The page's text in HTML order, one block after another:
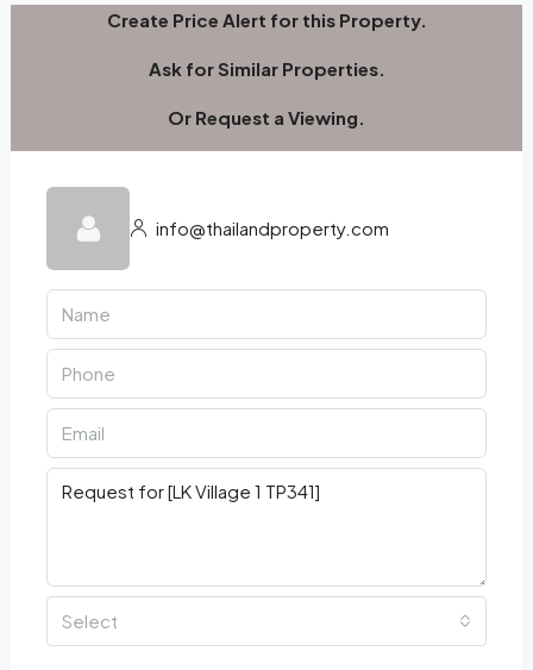
Create Price Alert for this Property.
Ask for Similar Properties.
Or Request a Viewing.
info@thailandproperty.com
Select